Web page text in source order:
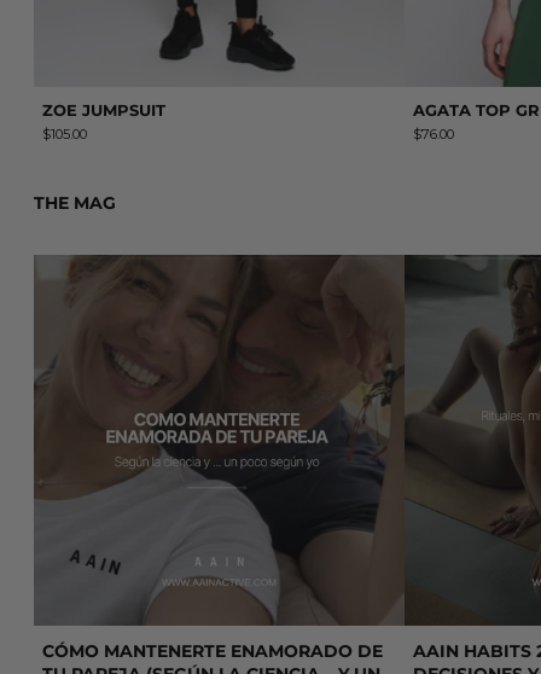
ZOE JUMPSUIT
$105.00
AGATA TOP
$76.00
THE MAG
Leer más: Cómo mantenerte enamorado de tu pareja
CÓMO MANTENERTE ENAMORADO DE
Leer más:
AAIN HABITS